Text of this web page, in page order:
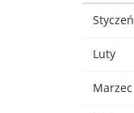
Styczeń
Luty
Marzec